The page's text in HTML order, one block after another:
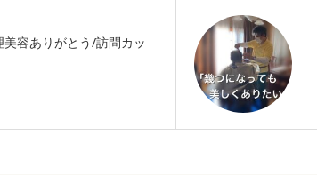
美容ありがとう/訪問カッ